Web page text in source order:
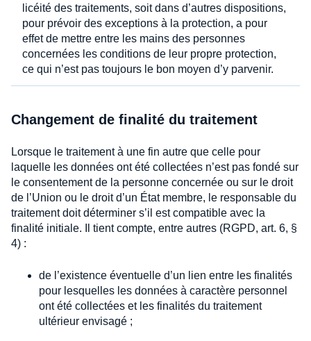
licéité des traitements, soit dans d’autres dispositions,
pour prévoir des exceptions à la protection, a pour
effet de mettre entre les mains des personnes
concernées les conditions de leur propre protection,
ce qui n’est pas toujours le bon moyen d’y parvenir.
Changement de finalité du traitement
Lorsque le traitement à une fin autre que celle pour
laquelle les données ont été collectées n’est pas fondé sur
le consentement de la personne concernée ou sur le droit
de l’Union ou le droit d’un État membre, le responsable du
traitement doit déterminer s’il est compatible avec la
finalité initiale. Il tient compte, entre autres (RGPD, art. 6, §
4) :
de l’existence éventuelle d’un lien entre les finalités
pour lesquelles les données à caractère personnel
ont été collectées et les finalités du traitement
ultérieur envisagé ;